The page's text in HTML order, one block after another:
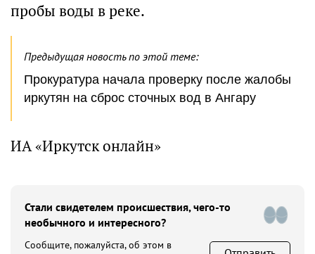
пробы воды в реке.
Предыдущая новость по этой теме:
Прокуратура начала проверку после жалобы
иркутян на сброс сточных вод в Ангару
ИА «Иркутск онлайн»
Стали свидетелем происшествия, чего-то
необычного и интересного?
Сообщите, пожалуйста, об этом в